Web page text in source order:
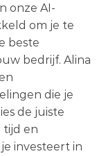
onze AI-
om je te
beste
bedrijf. Alina
die je
de juiste
tijd en
investeert in